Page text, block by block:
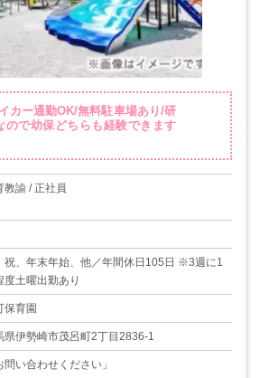
カー通勤OK/無料駐車場あり/研
で幼保どちらも経験できます
教諭 / 正社員
祝、年末年始、他／年間休日105日 ※3週に1
度土曜出勤あり
保育園
県伊勢崎市茂呂町2丁目2836-1
問い合わせください」